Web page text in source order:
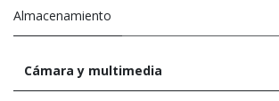
Almacenamiento
Cámara y multimedia